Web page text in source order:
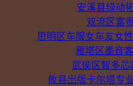
安溪县绿动
双流区富
思明区车服女车友女
雁塔区墨音
武侯区智多芯
攸县出版卡尔塔专